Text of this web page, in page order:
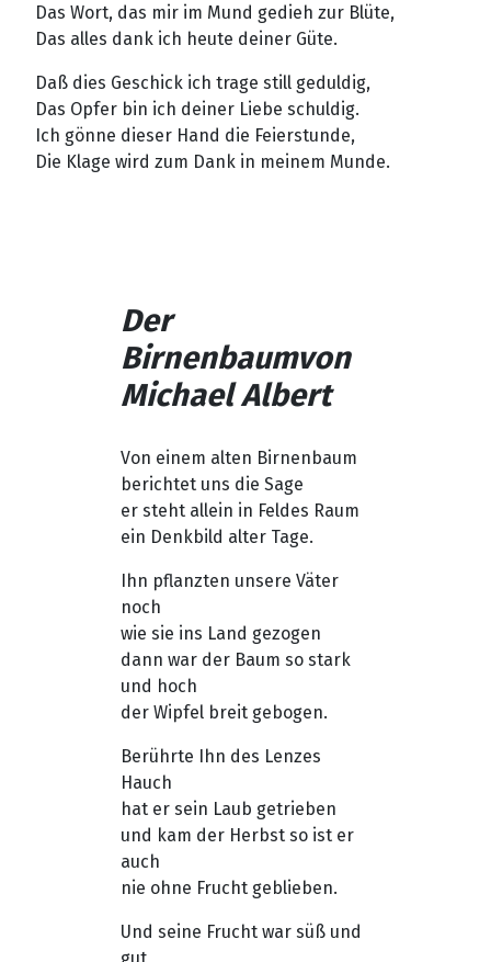
Das Wort, das mir im Mund gedieh zur Blüte,
Das alles dank ich heute deiner Güte.
Daß dies Geschick ich trage still geduldig,
Das Opfer bin ich deiner Liebe schuldig.
Ich gönne dieser Hand die Feierstunde,
Die Klage wird zum Dank in meinem Munde.
Der
Birnenbaumvon
Michael Albert
Von einem alten Birnenbaum
berichtet uns die Sage
er steht allein in Feldes Raum
ein Denkbild alter Tage.
Ihn pflanzten unsere Väter
noch
wie sie ins Land gezogen
dann war der Baum so stark
und hoch
der Wipfel breit gebogen.
Berührte Ihn des Lenzes
Hauch
hat er sein Laub getrieben
und kam der Herbst so ist er
auch
nie ohne Frucht geblieben.
Und seine Frucht war süß und
gut